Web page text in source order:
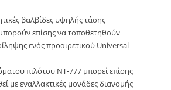
βαλβίδες υψηλής τάσης
επίσης να τοποθετηθούν
ενός προαιρετικού Universal
πιλότου NT-777 μπορεί επίσης
με εναλλακτικές μονάδες διανομής